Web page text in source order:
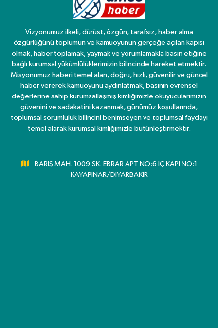
Vizyonumuz ilkeli, dürüst, özgün, tarafsız, haber alma
özgürlüğünü toplumun ve kamuoyunun gerçeğe açılan kapısı
olmak, haber toplamak, yaymak ve yorumlamakla basın etiğine
bağlı kurumsal yükümlülüklerimizin bilincinde hareket etmektir.
Misyonumuz haberi temel alan, doğru, hızlı, güvenilir ve güncel
haber vererek kamuoyunu aydınlatmak, basının evrensel
değerlerine sahip kurumsallaşmış kimliğimizle okuyucularımızın
güvenini ve sadakatini kazanmak, günümüz koşullarında,
toplumsal sorumluluk bilincini benimseyen ve toplumsal faydayı
temel alarak kurumsal kimliğimizle bütünleştirmektir.
BARIŞ MAH. 1009.SK. EBRAR APT NO:6 İÇ KAPI NO:1
KAYAPINAR/DİYARBAKIR